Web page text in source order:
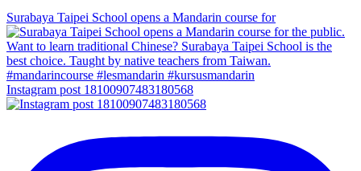
Surabaya Taipei School opens a Mandarin course for
Instagram post 18100907483180568